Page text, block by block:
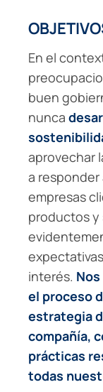
En el
buen
nunca
aprovechar
a responder
empresas
productos y
interés.
el proceso
estrategia
compañía,
prácticas
todas